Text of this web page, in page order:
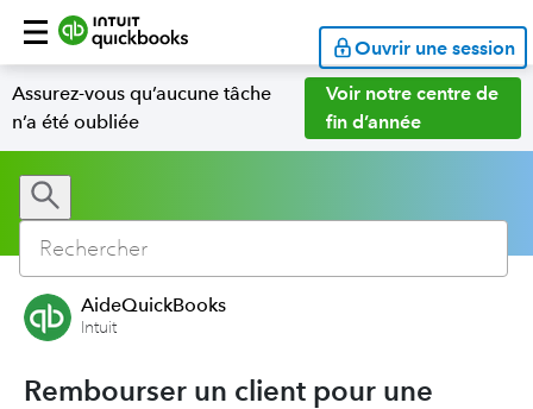
Ouvrir une session
Assurez-vous qu’aucune tâche
n’a été oubliée
Voir notre centre de
fin d’année
AideQuickBooks
Intuit
Rembourser un client pour une